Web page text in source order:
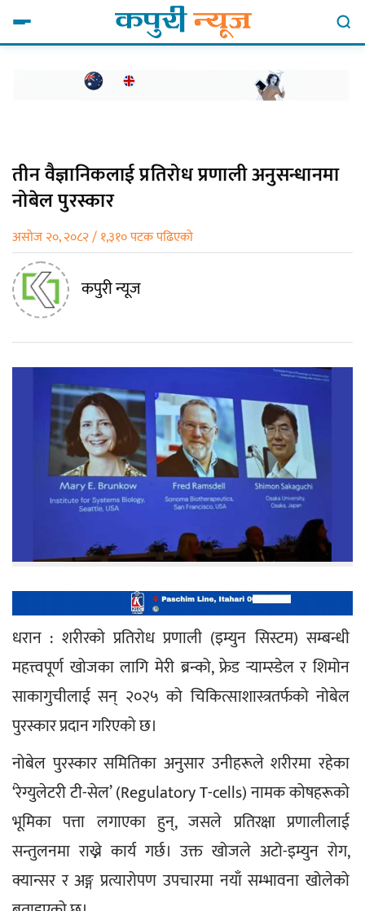
तीन वैज्ञानिकलाई प्रतिरोध प्रणाली अनुसन्धानमा
नोबेल पुरस्कार
असोज २०, २०८२ / १,३१० पटक पढिएको
कपुरी न्यूज
धरान : शरीरको प्रतिरोध प्रणाली (इम्युन सिस्टम) सम्बन्धी
महत्त्वपूर्ण खोजका लागि मेरी ब्रन्को, फ्रेड र्‍याम्स्डेल र शिमोन
साकागुचीलाई सन् २०२५ को चिकित्साशास्त्रतर्फको नोबेल
पुरस्कार प्रदान गरिएको छ।
नोबेल पुरस्कार समितिका अनुसार उनीहरूले शरीरमा रहेका
‘रेग्युलेटरी टी-सेल’ (Regulatory T-cells) नामक कोषहरूको
भूमिका पत्ता लगाएका हुन्, जसले प्रतिरक्षा प्रणालीलाई
सन्तुलनमा राख्ने कार्य गर्छ। उक्त खोजले अटो-इम्युन रोग,
क्यान्सर र अङ्ग प्रत्यारोपण उपचारमा नयाँ सम्भावना खोलेको